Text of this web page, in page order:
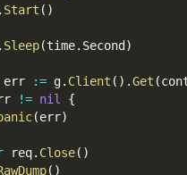
. Start ( )
. Sleep(time. Second )
err := g. Client ( ) .Get (
!= nil
{
(err)
req. Close( )
( )